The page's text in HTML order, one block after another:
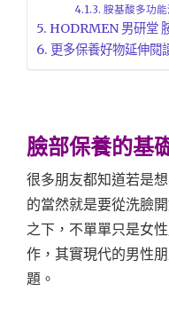
胺基酸多功
HODRMEN 男研堂
更多保養好物延伸閱
臉部保養的基
很多朋友都知道若是
的當然就是要從洗臉
之下，不單單只是女
作，其實現代的男性
題。